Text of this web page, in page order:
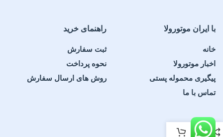
با ایران موتورولا
خانه
اخبار موتورولا
پیگیری محموله پستی
تماس با ما
راهنمای خرید
ثبت سفارش
نحوه پرداخت
روش های ارسال سفارش